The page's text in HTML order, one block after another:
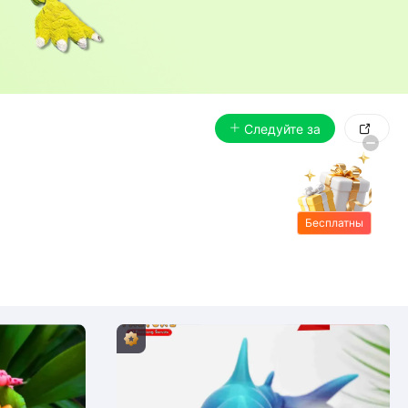
Следуйте за 
Бесплатны